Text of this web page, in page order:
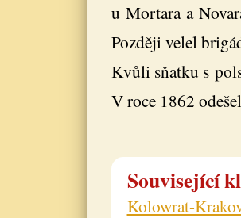
u Mortara a
Později velel
Kvůli sňatku s
V roce 1862
Související
Kolowrat-